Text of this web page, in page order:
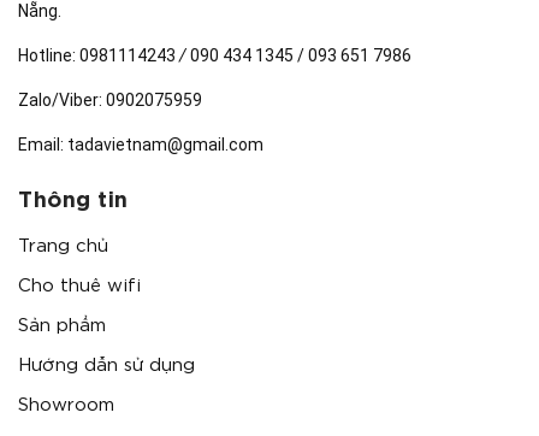
Nẵng.
Hotline: 0981114243 /090 434 1345 / 093 651 7986
Zalo/Viber: 0902075959
Email: tadavietnam@gmail.com
Thông tin
Trang chủ
Cho thuê wifi
Sản phẩm
Hướng dẫn sử dụng
Showroom